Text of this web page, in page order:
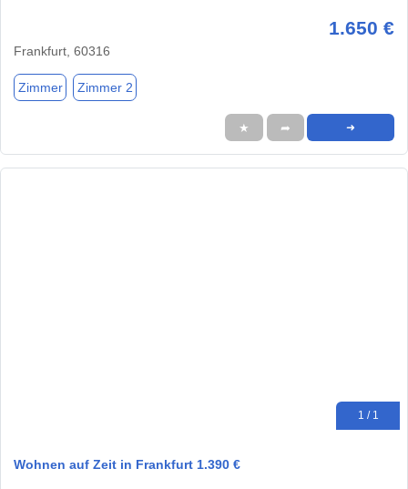
1.650 €
Frankfurt, 60316
Zimmer Zimmer 2
★ ➦ ➜
1 / 1
Wohnen auf Zeit in Frankfurt 1.390 €